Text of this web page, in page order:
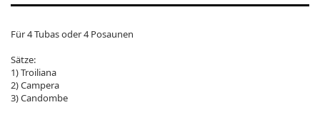
Für 4 Tubas oder 4 Posaunen
Sätze:
1) Troiliana
2) Campera
3) Candombe